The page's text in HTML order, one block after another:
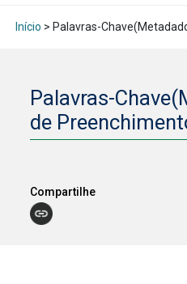
Início > Palavras-
Palavras-
de
Compartilhe